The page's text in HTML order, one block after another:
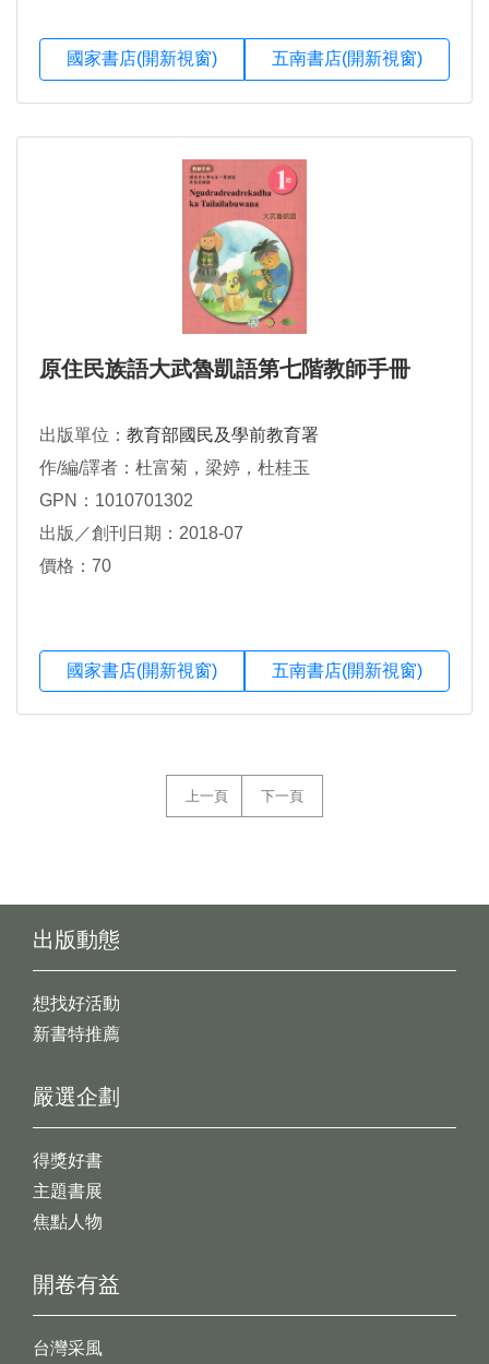
國家書店(開新視窗) 五南書店(開新視窗)
原住民族語大武魯凱語第七階教師手冊
出版單位： 教育部國民及學前教育署
作/編/譯者：杜富菊，梁婷，杜桂玉
GPN：1010701302
出版／創刊日期：2018-07
價格：70
國家書店(開新視窗) 五南書店(開新視窗)
上一頁 下一頁
出版動態
想找好活動
新書特推薦
開卷有益
台灣采風
嚴選企劃
得獎好書
主題書展
焦點人物